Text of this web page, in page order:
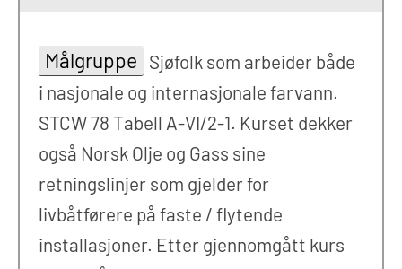
Målgruppe Sjøfolk som arbeider både
i nasjonale og internasjonale farvann.
STCW 78 Tabell A-VI/2-1. Kurset dekker
også Norsk Olje og Gass sine
retningslinjer som gjelder for
livbåtførere på faste / flytende
installasjoner. Etter gjennomgått kurs